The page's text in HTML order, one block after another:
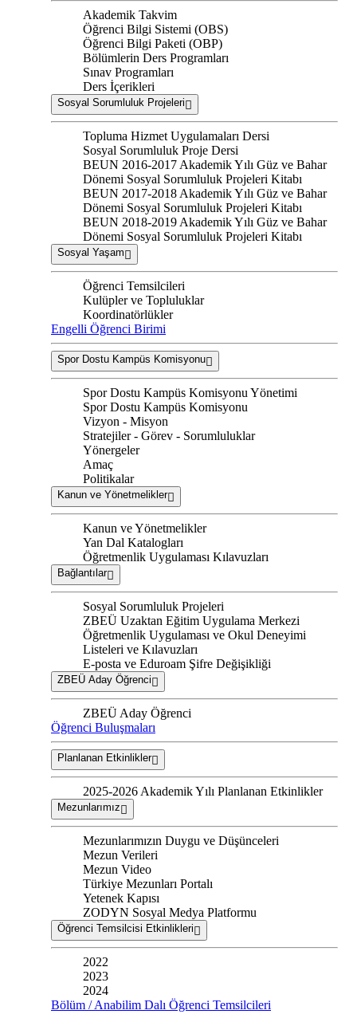
Akademik Takvim
Öğrenci Bilgi Sistemi (OBS)
Öğrenci Bilgi Paketi (OBP)
Bölümlerin Ders Programları
Sınav Programları
Ders İçerikleri
Sosyal Sorumluluk Projeleri
Topluma Hizmet Uygulamaları Dersi
Sosyal Sorumluluk Proje Dersi
BEUN 2016-2017 Akademik Yılı Güz ve Bahar
Dönemi Sosyal Sorumluluk Projeleri Kitabı
BEUN 2017-2018 Akademik Yılı Güz ve Bahar
Dönemi Sosyal Sorumluluk Projeleri Kitabı
BEUN 2018-2019 Akademik Yılı Güz ve Bahar
Dönemi Sosyal Sorumluluk Projeleri Kitabı
Sosyal Yaşam
Öğrenci Temsilcileri
Kulüpler ve Topluluklar
Koordinatörlükler
Engelli Öğrenci Birimi
Spor Dostu Kampüs Komisyonu
Spor Dostu Kampüs Komisyonu Yönetimi
Spor Dostu Kampüs Komisyonu
Vizyon - Misyon
Stratejiler - Görev - Sorumluluklar
Yönergeler
Amaç
Politikalar
Kanun ve Yönetmelikler
Kanun ve Yönetmelikler
Yan Dal Katalogları
Öğretmenlik Uygulaması Kılavuzları
Bağlantılar
Sosyal Sorumluluk Projeleri
ZBEÜ Uzaktan Eğitim Uygulama Merkezi
Öğretmenlik Uygulaması ve Okul Deneyimi
Listeleri ve Kılavuzları
E-posta ve Eduroam Şifre Değişikliği
ZBEÜ Aday Öğrenci
ZBEÜ Aday Öğrenci
Öğrenci Buluşmaları
Planlanan Etkinlikler
2025-2026 Akademik Yılı Planlanan Etkinlikler
Mezunlarımız
Mezunlarımızın Duygu ve Düşünceleri
Mezun Verileri
Mezun Video
Türkiye Mezunları Portalı
Yetenek Kapısı
ZODYN Sosyal Medya Platformu
Öğrenci Temsilcisi Etkinlikleri
2022
2023
2024
Bölüm / Anabilim Dalı Öğrenci Temsilcileri